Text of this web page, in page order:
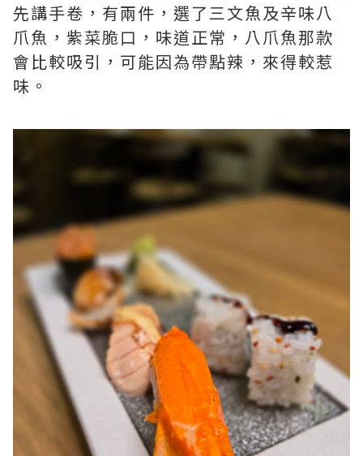
先講手卷，有兩件，選了三文魚及辛味八
爪魚，紫菜脆口，味道正常，八爪魚那款
會比較吸引，可能因為帶點辣，來得較惹
味。